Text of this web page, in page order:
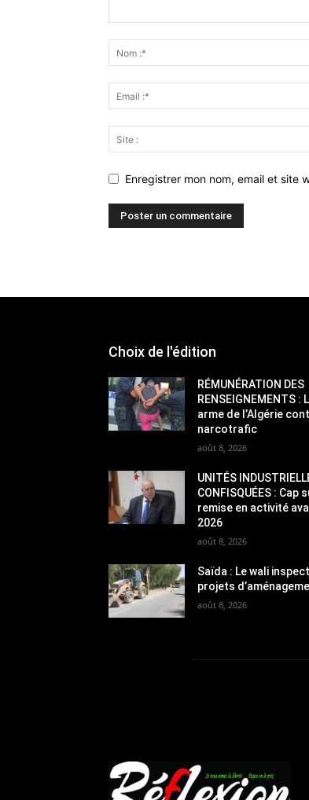
Enregistrer mon nom, email et site
Choix de l'édition
RÉMUNÉRATION DES
RENSEIGNEMENTS :
arme de l’Algérie
narcotrafic
août 8, 2026
UNITÉS
CONFISQUÉES : Cap
remise en activité
2026
août 8, 2026
Saïda : Le wali
projets
août 8, 2026